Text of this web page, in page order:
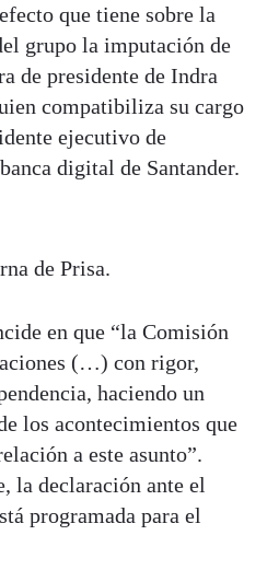
que tiene sobre la
grupo la imputación de
de presidente de Indra
compatibiliza su cargo
ejecutivo de
digital de Santander.
de Prisa.
en que “la Comisión
(…) con rigor,
haciendo un
los acontecimientos que
a este asunto”.
la declaración ante el
programada para el